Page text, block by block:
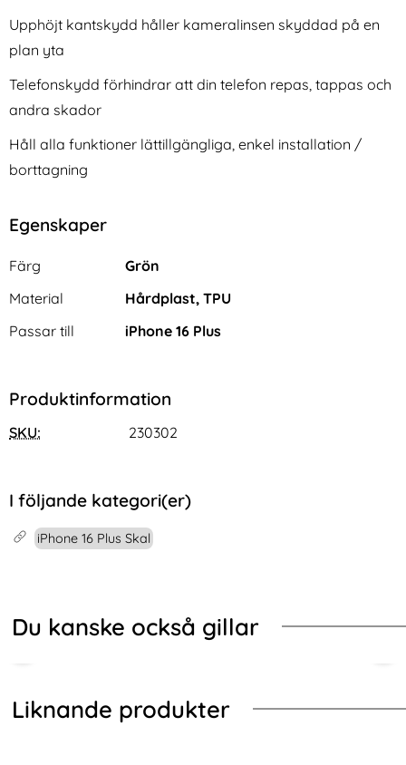
Heltäckande Härdat Glas
2-Pack iPhone 17 Linsskydd I
Härdat Glas
Art. nr 241766
rea pris
111 krtidigare pris
111 kr
Tillgänglighet:
I lager
Köp
2-Pack iPhone 17 Linsskydd I Härdat Glas
Art. nr 242059
rea pris
111 krtidigare pris
111 kr
2-Pack iPhone 17 Pro
Upphöjt kantskydd håller kameralinsen skyddad på en
plan yta
Telefonskydd förhindrar att din telefon repas, tappas och
andra skador
Håll alla funktioner lättillgängliga, enkel installation /
borttagning
Egenskaper
Egenskaper/attribut för denna produkt
Attribut
Färg
Grön
Material
Hårdplast, TPU
Passar till
iPhone 16 Plus
Produktinformation
SKU: 230302
I följande kategori(er)
iPhone 16 Plus Skal
Du kanske också gillar
Liknande produkter